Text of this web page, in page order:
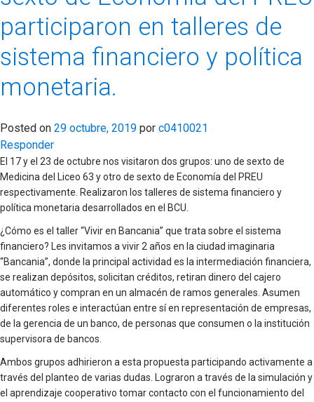
participaron en talleres de
sistema financiero y política
monetaria.
Posted on 29 octubre, 2019 por c0410021
Responder
El 17 y el 23 de octubre nos visitaron dos grupos: uno de sexto de
Medicina del Liceo 63 y otro de sexto de Economía del PREU
respectivamente. Realizaron los talleres de sistema financiero y
política monetaria desarrollados en el BCU.
¿Cómo es el taller “Vivir en Bancania” que trata sobre el sistema
financiero? Les invitamos a vivir 2 años en la ciudad imaginaria
“Bancania”, donde la principal actividad es la intermediación financiera,
se realizan depósitos, solicitan créditos, retiran dinero del cajero
automático y compran en un almacén de ramos generales. Asumen
diferentes roles e interactúan entre sí en representación de empresas,
de la gerencia de un banco, de personas que consumen o la institución
supervisora de bancos.
Ambos grupos adhirieron a esta propuesta participando activamente a
través del planteo de varias dudas. Lograron a través de la simulación y
el aprendizaje cooperativo tomar contacto con el funcionamiento del